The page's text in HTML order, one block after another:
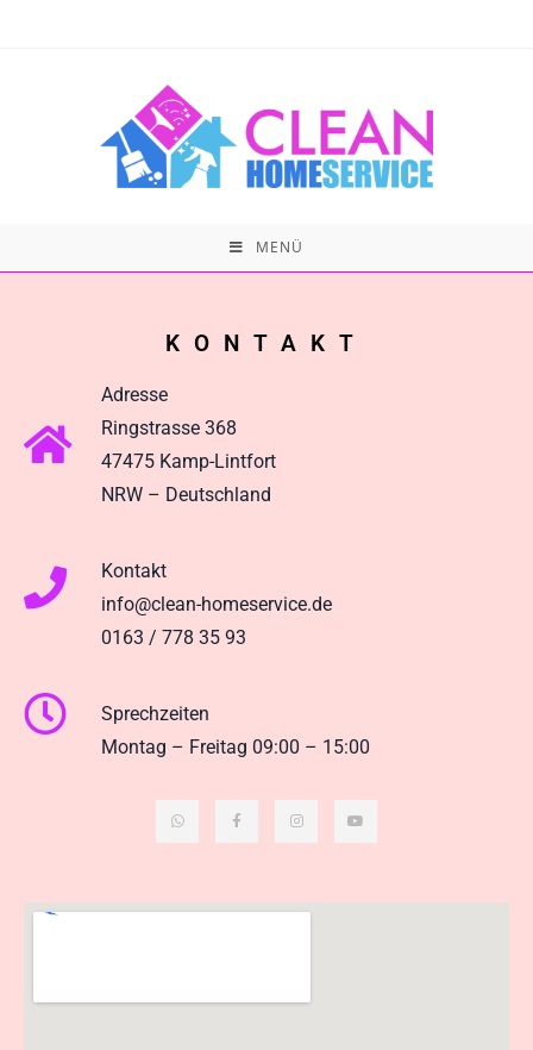
MENÜ
KONTAKT
Adresse
Ringstrasse 368
47475 Kamp-Lintfort
NRW – Deutschland
Kontakt
info@clean-homeservice.de
0163 / 778 35 93
Sprechzeiten
Montag – Freitag 09:00 – 15:00